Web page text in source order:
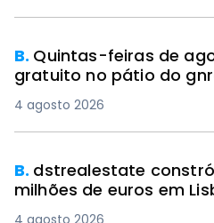
B. Quintas-feiras de
gratuito no pátio do
4 agosto 2026
B. dstrealestate
milhões de euros em
4 agosto 2026